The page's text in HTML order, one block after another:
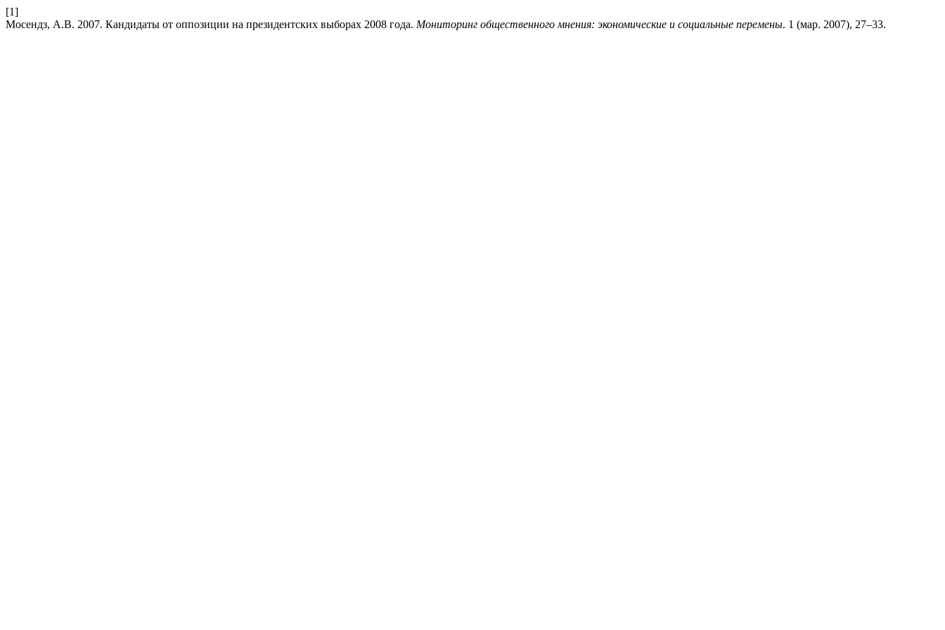
[1]
Мосендз, А.В. 2007. Кандидаты от оппозиции на президентских выборах 2008 года. Мониторинг общественного мнения: экономические и социальные перемены. 1 (мар. 2007), 27–33.